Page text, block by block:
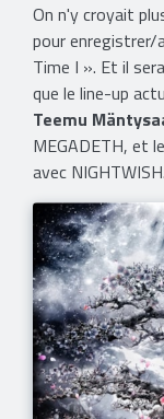
On n'y croyait
pour enregistrer/
Time I ». Et il
que le line-up
Teemu
MEGADETH, et
avec NIGHTWISH.